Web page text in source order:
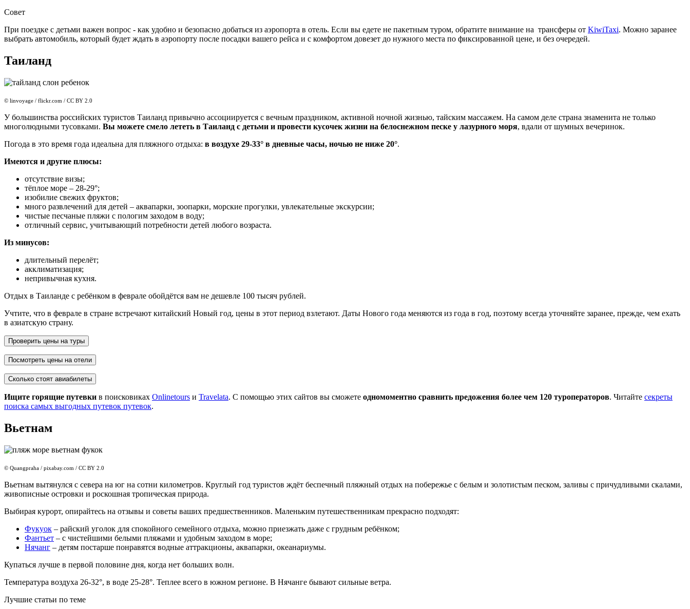
Совет
При поездке с детьми важен вопрос - как удобно и безопасно добаться из аэропорта в отель. Если вы едете не пакетным туром, обратите внимание на трансферы от KiwiTaxi. Можно заранее
выбрать автомобиль, который будет ждать в аэропорту после посадки вашего рейса и с комфортом довезет до нужного места по фиксированной цене, и без очередей.
Таиланд
© linvoyage / flickr.com / CC BY 2.0
У большинства российских туристов Таиланд привычно ассоциируется с вечным праздником, активной ночной жизнью, тайским массажем. На самом деле страна знаменита не только
многолюдными тусовками. Вы можете смело лететь в Таиланд с детьми и провести кусочек жизни на белоснежном песке у лазурного моря, вдали от шумных вечеринок.
Погода в это время года идеальна для пляжного отдыха: в воздухе 29-33° в дневные часы, ночью не ниже 20°.
Имеются и другие плюсы:
отсутствие визы;
тёплое море – 28-29°;
изобилие свежих фруктов;
много развлечений для детей – аквапарки, зоопарки, морские прогулки, увлекательные экскурсии;
чистые песчаные пляжи с пологим заходом в воду;
отличный сервис, учитывающий потребности детей любого возраста.
Из минусов:
длительный перелёт;
акклиматизация;
непривычная кухня.
Отдых в Таиланде с ребёнком в феврале обойдётся вам не дешевле 100 тысяч рублей.
Учтите, что в феврале в стране встречают китайский Новый год, цены в этот период взлетают. Даты Нового года меняются из года в год, поэтому всегда уточняйте заранее, прежде, чем ехать
в азиатскую страну.
Проверить цены на туры
Посмотреть цены на отели
Сколько стоят авиабилеты
Ищите горящие путевки в поисковиках Onlinetours и Travelata. С помощью этих сайтов вы сможете одномоментно сравнить предожения более чем 120 туроператоров. Читайте секреты
поиска самых выгодных путевок путевок.
Вьетнам
© Quangpraha / pixabay.com / CC BY 2.0
Вьетнам вытянулся с севера на юг на сотни километров. Круглый год туристов ждёт беспечный пляжный отдых на побережье с белым и золотистым песком, заливы с причудливыми скалами,
живописные островки и роскошная тропическая природа.
Выбирая курорт, опирайтесь на отзывы и советы ваших предшественников. Маленьким путешественникам прекрасно подходят:
Фукуок – райский уголок для спокойного семейного отдыха, можно приезжать даже с грудным ребёнком;
Фантьет – с чистейшими белыми пляжами и удобным заходом в море;
Нячанг – детям постарше понравятся водные аттракционы, аквапарки, океанариумы.
Купаться лучше в первой половине дня, когда нет больших волн.
Температура воздуха 26-32°, в воде 25-28°. Теплее всего в южном регионе. В Нячанге бывают сильные ветра.
Лучшие статьи по теме